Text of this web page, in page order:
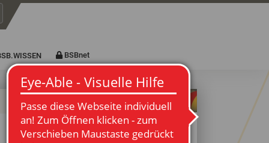
BSBnet
WEITERE INFOS
DOSB: Sport und Demokratie